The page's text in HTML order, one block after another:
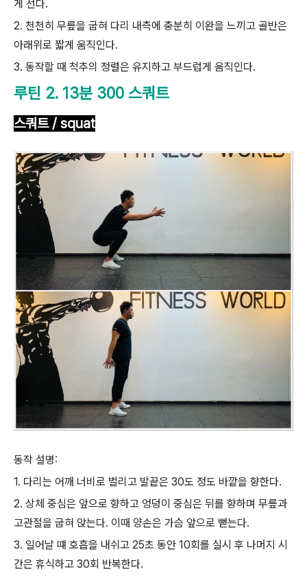
게 선다.
2. 천천히 무릎을 굽혀 다리 내측에 충분히 이완을 느끼고 골반은
아래위로 짧게 움직인다.
3. 동작할 때 척추의 정렬은 유지하고 부드럽게 움직인다.
루틴 2. 13분 300 스쿼트
스쿼트 / squat
동작 설명:
1. 다리는 어깨 너비로 벌리고 발끝은 30도 정도 바깥을 향한다.
2. 상체 중심은 앞으로 향하고 엉덩이 중심은 뒤를 향하며 무릎과
고관절을 굽혀 앉는다. 이때 양손은 가슴 앞으로 뻗는다.
3. 일어날 떄 호흡을 내쉬고 25초 동안 10회를 실시 후 나머지 시
간은 휴식하고 30회 반복한다.